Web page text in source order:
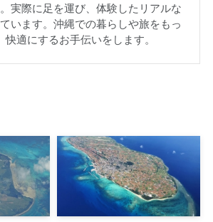
実際に足を運び、体験したリアルな
います。沖縄での暮らしや旅をもっ
快適にするお手伝いをします。